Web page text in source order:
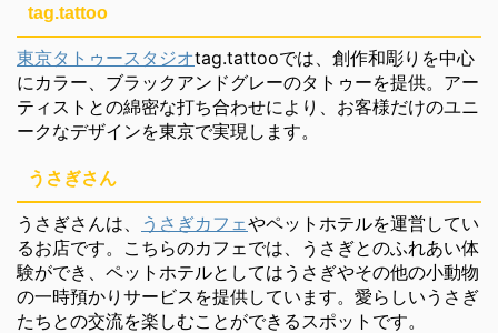
tag.tattoo
東京タトゥースタジオtag.tattooでは、創作和彫りを中心
にカラー、ブラックアンドグレーのタトゥーを提供。アー
ティストとの綿密な打ち合わせにより、お客様だけのユニ
ークなデザインを東京で実現します。
うさぎさん
うさぎさんは、 うさぎカフェやペットホテルを運営してい
るお店です。こちらのカフェでは、うさぎとのふれあい体
験ができ、ペットホテルとしてはうさぎやその他の小動物
の一時預かりサービスを提供しています。愛らしいうさぎ
たちとの交流を楽しむことができるスポットです。